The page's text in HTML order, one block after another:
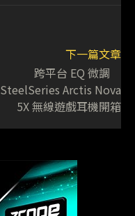
下一篇文章
跨平台 EQ 微調
SteelSeries Arctis Nova
5X 無線遊戲耳機開箱